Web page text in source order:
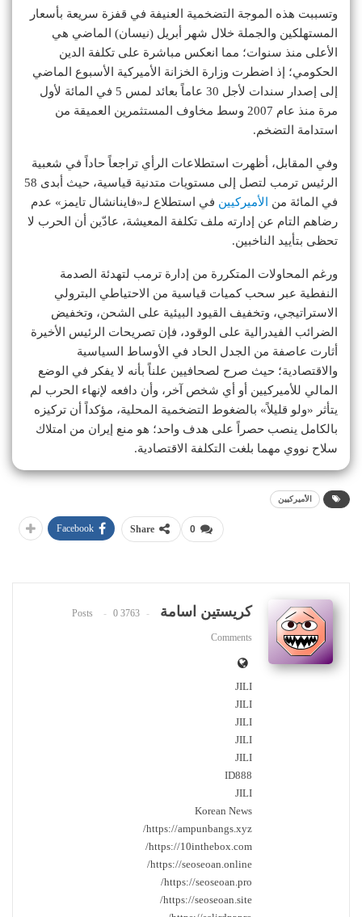
وتسببت هذه الموجة التضخمية العنيفة في قفزة سريعة بأسعار
المستهلكين والجملة خلال شهر أبريل (نيسان) الماضي هي
الأعلى منذ سنوات؛ مما انعكس مباشرة على تكلفة الدين
الحكومي؛ إذ اضطرت وزارة الخزانة الأميركية الأسبوع الماضي
إلى إصدار سندات لأجل 30 عاماً بعائد لمس 5 في المائة لأول
مرة منذ عام 2007 وسط مخاوف المستثمرين العميقة من
استدامة التضخم.
وفي المقابل، أظهرت استطلاعات الرأي تراجعاً حاداً في شعبية
الرئيس ترمب لتصل إلى مستويات متدنية قياسية، حيث أبدى 58
في المائة من
الأميركيين في استطلاع لـ«فاينانشال تايمز» عدم
رضاهم التام عن إدارته ملف تكلفة المعيشة، عادّين أن الحرب لا
تحظى بتأييد الناخبين.
ورغم المحاولات المتكررة من إدارة ترمب لتهدئة الصدمة
النفطية عبر سحب كميات قياسية من الاحتياطي البترولي
الاستراتيجي، وتخفيف القيود البيئية على الشحن، وتخفيض
الضرائب الفيدرالية على الوقود، فإن تصريحات الرئيس الأخيرة
أثارت عاصفة من الجدل الحاد في الأوساط السياسية
والاقتصادية؛ حيث صرح لصحافيين علناً بأنه لا يفكر في الوضع
المالي للأميركيين أو أي شخص آخر، وأن دافعه لإنهاء الحرب لم
يتأثر «ولو قليلاً» بالضغوط التضخمية المحلية، مؤكداً أن تركيزه
بالكامل ينصب حصراً على هدف واحد؛ هو منع إيران من امتلاك
سلاح نووي مهما بلغت التكلفة الاقتصادية.
الأميركيين
0
Share
Facebook
كريستين اسامة 3763 Posts
0
Comments
JILI
JILI
JILI
JILI
JILI
ID888
JILI
Korean News
https://ampunbangs.xyz/
https://10inthebox.com/
https://seoseoan.online/
https://seoseoan.pro/
https://seoseoan.site/